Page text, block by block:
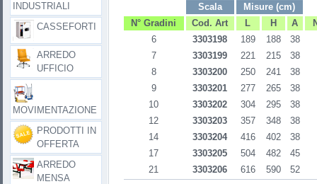
Scala
Misure (cm)
N° Gradini
Cod. Art L H A
6
3303198 189 188
38
7
3303199 221 215
38
8
3303200 250 241
38
9
3303201 277 265
38
10
3303202 304 295
38
12
3303203 357 348
38
14
3303204 416 402
38
17
3303205 504 482
45
21
3303206 616 590 52
INDUSTRIALI
CASSEFORTI
ARREDO
UFFICIO
MOVIMENTAZIONE
PRODOTTI IN
OFFERTA
ARREDO
MENSA